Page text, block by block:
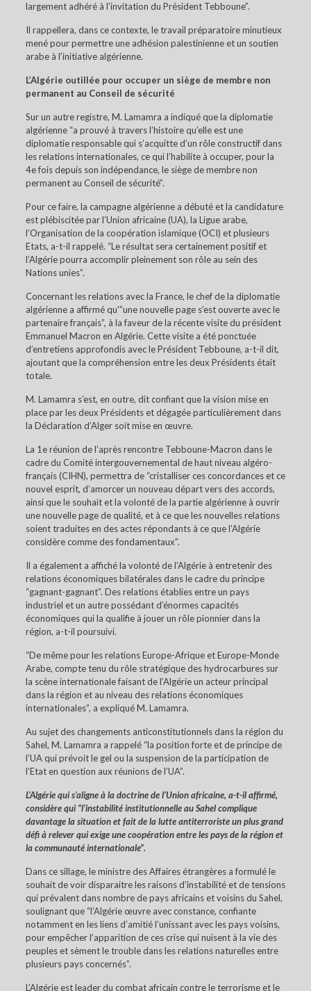
largement adhéré à l’invitation du Président Tebboune”.
Il rappellera, dans ce contexte, le travail préparatoire minutieux
mené pour permettre une adhésion palestinienne et un soutien
arabe à l’initiative algérienne.
L’Algérie outillée pour occuper un siège de membre non
permanent au Conseil de sécurité
Sur un autre registre, M. Lamamra a indiqué que la diplomatie
algérienne “a prouvé à travers l’histoire qu’elle est une
diplomatie responsable qui s’acquitte d’un rôle constructif dans
les relations internationales, ce qui l’habilite à occuper, pour la
4e fois depuis son indépendance, le siège de membre non
permanent au Conseil de sécurité”.
Pour ce faire, la campagne algérienne a débuté et la candidature
est plébiscitée par l’Union africaine (UA), la Ligue arabe,
l’Organisation de la coopération islamique (OCI) et plusieurs
Etats, a-t-il rappelé. “Le résultat sera certainement positif et
l’Algérie pourra accomplir pleinement son rôle au sein des
Nations unies”.
Concernant les relations avec la France, le chef de la diplomatie
algérienne a affirmé qu'”une nouvelle page s’est ouverte avec le
partenaire français”, à la faveur de la récente visite du président
Emmanuel Macron en Algérie. Cette visite a été ponctuée
d’entretiens approfondis avec le Président Tebboune, a-t-il dit,
ajoutant que la compréhension entre les deux Présidents était
totale.
M. Lamamra s’est, en outre, dit confiant que la vision mise en
place par les deux Présidents et dégagée particulièrement dans
la Déclaration d’Alger soit mise en œuvre.
La 1e réunion de l’après rencontre Tebboune-Macron dans le
cadre du Comité intergouvernemental de haut niveau algéro-
français (CIHN), permettra de “cristalliser ces concordances et ce
nouvel esprit, d’amorcer un nouveau départ vers des accords,
ainsi que le souhait et la volonté de la partie algérienne à ouvrir
une nouvelle page de qualité, et à ce que les nouvelles relations
soient traduites en des actes répondants à ce que l’Algérie
considère comme des fondamentaux”.
Il a également a affiché la volonté de l’Algérie à entretenir des
relations économiques bilatérales dans le cadre du principe
“gagnant-gagnant”. Des relations établies entre un pays
industriel et un autre possédant d’énormes capacités
économiques qui la qualifie à jouer un rôle pionnier dans la
région, a-t-il poursuivi.
“De même pour les relations Europe-Afrique et Europe-Monde
Arabe, compte tenu du rôle stratégique des hydrocarbures sur
la scène internationale faisant de l’Algérie un acteur principal
dans la région et au niveau des relations économiques
internationales”, a expliqué M. Lamamra.
Au sujet des changements anticonstitutionnels dans la région du
Sahel, M. Lamamra a rappelé “la position forte et de principe de
l’UA qui prévoit le gel ou la suspension de la participation de
l’Etat en question aux réunions de l’UA”.
L’Algérie qui s’aligne à la doctrine de l’Union africaine, a-t-il affirmé,
considère qui “l’instabilité institutionnelle au Sahel complique
davantage la situation et fait de la lutte antiterroriste un plus grand
défi à relever qui exige une coopération entre les pays de la région et
la communauté internationale”.
Dans ce sillage, le ministre des Affaires étrangères a formulé le
souhait de voir disparaitre les raisons d’instabilité et de tensions
qui prévalent dans nombre de pays africains et voisins du Sahel,
soulignant que “l’Algérie œuvre avec constance, confiante
notamment en les liens d’amitié l’unissant avec les pays voisins,
pour empêcher l’apparition de ces crise qui nuisent à la vie des
peuples et sèment le trouble dans les relations naturelles entre
plusieurs pays concernés”.
L’Algérie est leader du combat africain contre le terrorisme et le